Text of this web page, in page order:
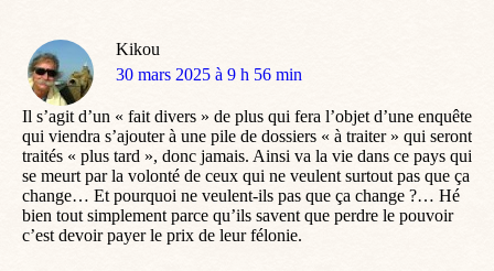
Kikou
dit
30 mars 2025 à 9 h 56 min
Il s’agit d’un « fait divers » de plus qui fera l’objet d’une enquête
qui viendra s’ajouter à une pile de dossiers « à traiter » qui seront
traités « plus tard », donc jamais. Ainsi va la vie dans ce pays qui
se meurt par la volonté de ceux qui ne veulent surtout pas que ça
change… Et pourquoi ne veulent-ils pas que ça change ?… Hé
bien tout simplement parce qu’ils savent que perdre le pouvoir
c’est devoir payer le prix de leur félonie.